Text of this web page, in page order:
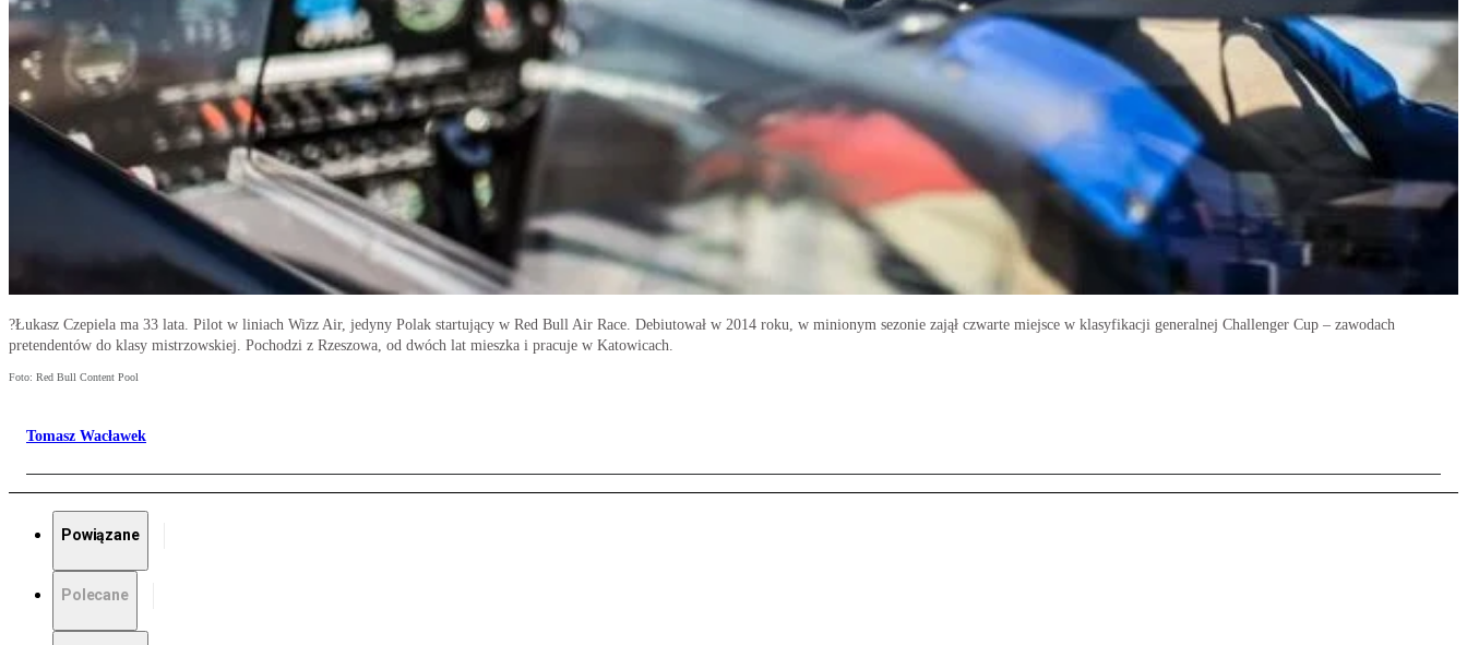
?Łukasz Czepiela ma 33 lata. Pilot w liniach Wizz Air, jedyny Polak startujący w Red Bull Air Race. Debiutował w 2014 roku, w minionym sezonie zajął czwarte miejsce w klasyfikacji generalnej Challenger Cup – zawodach
pretendentów do klasy mistrzowskiej. Pochodzi z Rzeszowa, od dwóch lat mieszka i pracuje w Katowicach.
Foto: Red Bull Content Pool
Tomasz Wacławek
Powiązane
Polecane